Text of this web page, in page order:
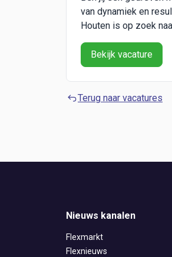
van dynamiek en
Houten is op zoek
intercedent die ons
Als recruiter én
bedrijven en
perfecte match.
uitdaging? Lees dan
Bekijk vacature
Terug naar vacatures
Nieuws kanalen
Flexmarkt
Flexnieuws